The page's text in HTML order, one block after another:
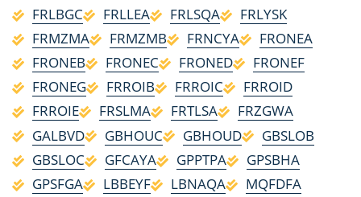
FRLBGC
FRLLEA FRLSQA
FRLYSK
FRMZMA
FRMZMB FRNCYA
FRONEA
FRONEB
FRONEC FRONED
FRONEF
FRONEG
FRROIB FRROIC
FRROID
FRROIE
FRSLMA FRTLSA
FRZGWA
GALBVD
GBHOUC GBHOUD
GBSLOB
GBSLOC
GFCAYA GPPTPA
GPSBHA
GPSFGA
LBBEYF LBNAQA
MQFDFA